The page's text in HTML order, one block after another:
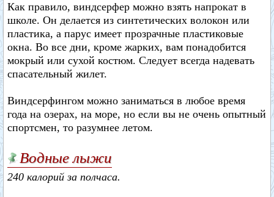
Как правило, виндсерфер можно взять напрокат в
школе. Он делается из синтетических волокон или
пластика, а парус имеет прозрачные пластиковые
окна. Во все дни, кроме жарких, вам понадобится
мокрый или сухой костюм. Следует всегда надевать
спасательный жилет.
Виндсерфингом можно заниматься в любое время
года на озерах, на море, но если вы не очень опытный
спортсмен, то разумнее летом.
Водные лыжи
240 калорий за полчаса.